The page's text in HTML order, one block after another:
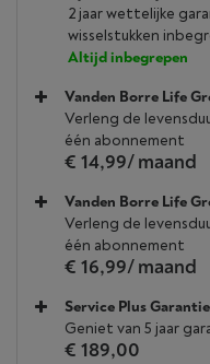
2 jaar wettelijke
wisselstukken
Altijd inbegrepen
Vanden Borre Life
Verleng de
één abonnement
€ 14,99/ maand
Vanden Borre Life
Verleng de
één abonnement
€ 16,99/ maand
Service Plus Garantie
Geniet van 5 jaar
€ 189,00